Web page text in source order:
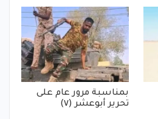
بمناسبة مرور عام على
تحرير أبوعشر (٧)